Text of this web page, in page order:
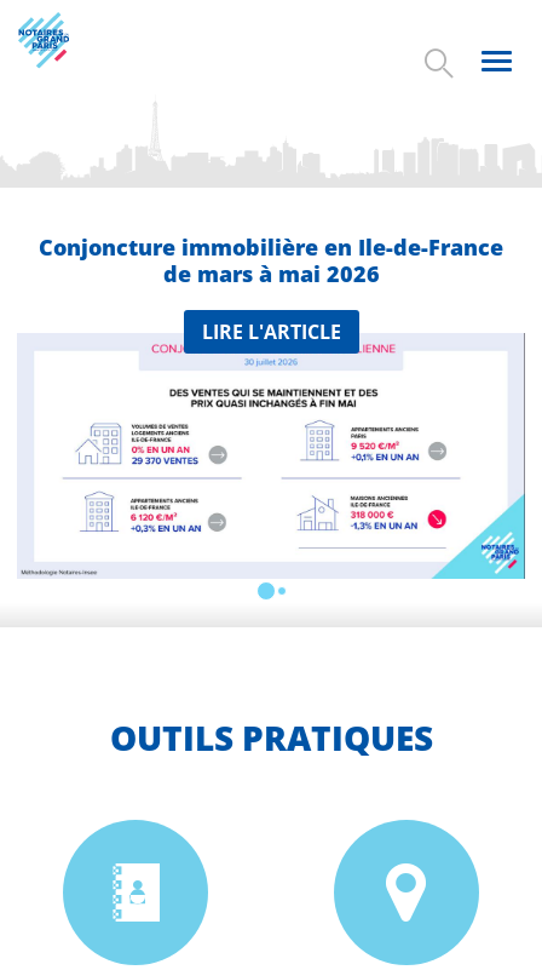
Aller
au
contenu
Conjoncture immobilière en Ile-de-France
de mars à mai 2026
LIRE L'ARTICLE
OUTILS PRATIQUES